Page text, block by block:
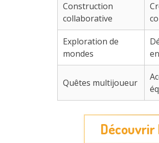
Construction
collaborative
Exploration de
mondes
Quêtes multijoueur
Découvrir